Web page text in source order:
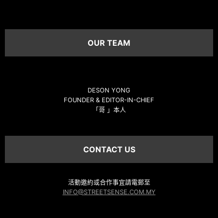
OUR TEAM
DESON YONG
FOUNDER & EDITOR-IN-CHIEF
「哥 」本人
CONTACT US
活動邀約或合作事宜請電郵至
INFO@STREETSENSE.COM.MY